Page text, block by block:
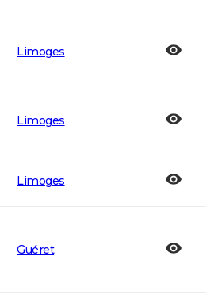
Limoges
Limoges
Limoges
Guéret